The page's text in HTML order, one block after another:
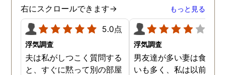
ましたが、真実を知るこ
ができて良かったです。
右にスクロールできます→ もっと見る
5.0点
浮気調査
夫は私がしつこく質問する
と、すぐに黙って別の部屋
浮気調査
男友達が多い妻は食事の
いも多く、私は以前から